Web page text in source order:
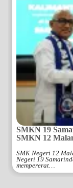
SMKN 19
SMKN 12
SMK Negeri 12
Negeri 19
mempererat…